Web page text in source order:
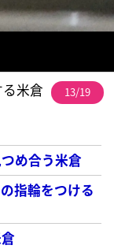
米倉 13/19
め合う米倉
指輪をつける